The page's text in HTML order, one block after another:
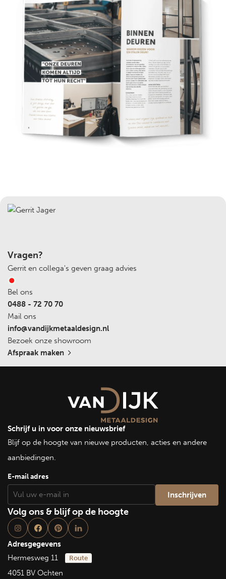
Vragen?
Gerrit en collega's geven graag advies
Bel ons
0488 - 72 70 70
Mail ons
info@vandijkmetaaldesign.nl
Bezoek onze showroom
Afspraak maken
Schrijf u in voor onze nieuwsbrief
Blijf op de hoogte van nieuwe producten, acties en andere
aanbiedingen.
E-mail adres
Volg ons & blijf op de hoogte
Adresgegevens
Hermesweg 11
Route
4051 BV Ochten